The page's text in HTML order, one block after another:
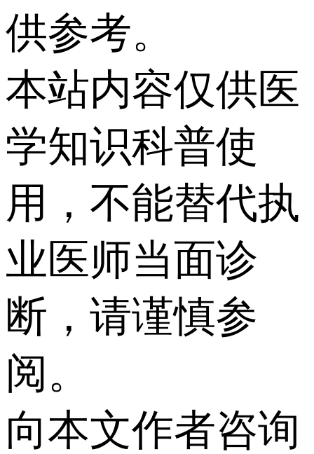
供参考。
本站内容仅供医
学知识科普使
用，不能替代执
业医师当面诊
断，请谨慎参
阅。
向本文作者咨询